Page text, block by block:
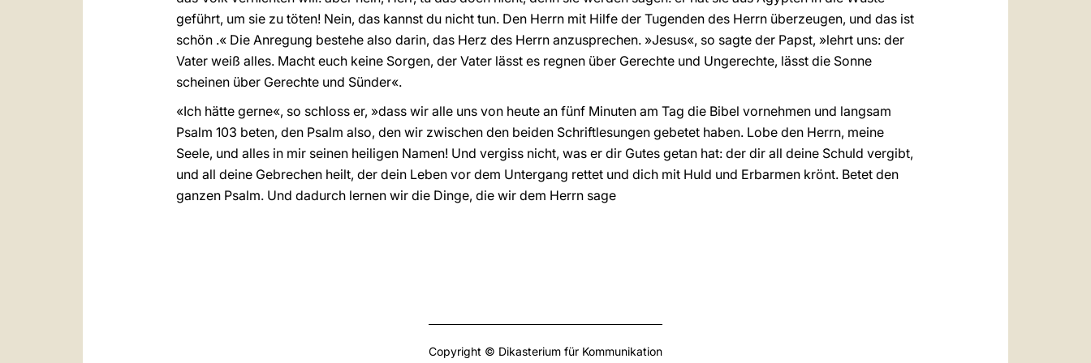
geführt, um sie zu töten! Nein, das kannst du nicht tun. Den Herrn mit Hilfe der Tugenden des Herrn überzeugen, und das ist
schön .« Die Anregung bestehe also darin, das Herz des Herrn anzusprechen. »Jesus«, so sagte der Papst, »lehrt uns: der
Vater weiß alles. Macht euch keine Sorgen, der Vater lässt es regnen über Gerechte und Ungerechte, lässt die Sonne
scheinen über Gerechte und Sünder«.
«Ich hätte gerne«, so schloss er, »dass wir alle uns von heute an fünf Minuten am Tag die Bibel vornehmen und langsam
Psalm 103 beten, den Psalm also, den wir zwischen den beiden Schriftlesungen gebetet haben. Lobe den Herrn, meine
Seele, und alles in mir seinen heiligen Namen! Und vergiss nicht, was er dir Gutes getan hat: der dir all deine Schuld vergibt,
und all deine Gebrechen heilt, der dein Leben vor dem Untergang rettet und dich mit Huld und Erbarmen krönt. Betet den
ganzen Psalm. Und dadurch lernen wir die Dinge, die wir dem Herrn sage
Copyright © Dikasterium für Kommunikation